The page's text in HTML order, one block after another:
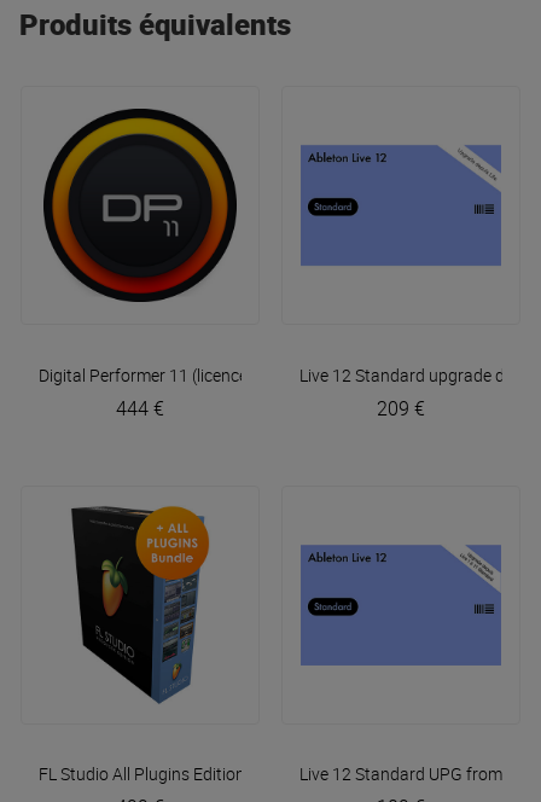
Produits équivalents
Digital Performer 11 (licence en téléchargement)Motu
444 €
Live 12 Standard upgrade
209 €
FL Studio All Plugins Edition (licence)Image Line
Live 12 Standard UPG from